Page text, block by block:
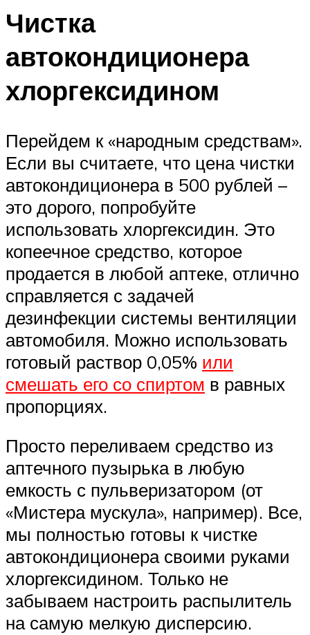
Чистка
автокондиционера
хлоргексидином
Перейдем к «народным средствам».
Если вы считаете, что цена чистки
автокондиционера в 500 рублей –
это дорого, попробуйте
использовать хлоргексидин. Это
копеечное средство, которое
продается в любой аптеке, отлично
справляется с задачей
дезинфекции системы вентиляции
автомобиля. Можно использовать
готовый раствор 0,05% или
смешать его со спиртом в равных
пропорциях.
Просто переливаем средство из
аптечного пузырька в любую
емкость с пульверизатором (от
«Мистера мускула», например). Все,
мы полностью готовы к чистке
автокондиционера своими руками
хлоргексидином. Только не
забываем настроить распылитель
на самую мелкую дисперсию.